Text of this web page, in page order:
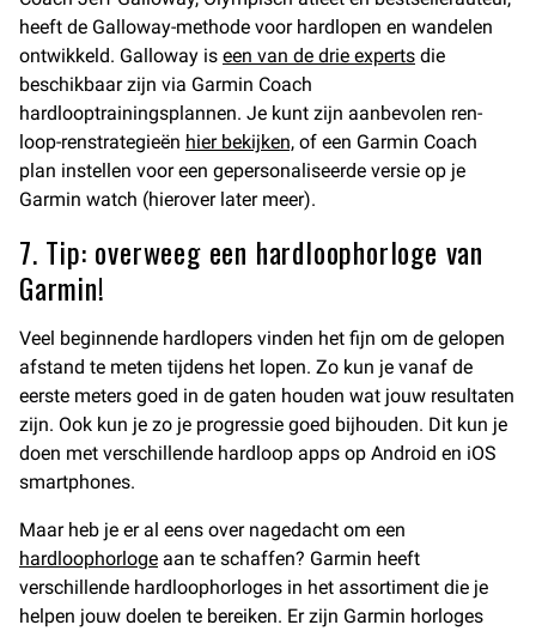
heeft de Galloway-methode voor hardlopen en wandelen
ontwikkeld. Galloway is een van de drie experts die
beschikbaar zijn via Garmin Coach
hardlooptrainingsplannen. Je kunt zijn aanbevolen ren-
loop-renstrategieën hier bekijken, of een Garmin Coach
plan instellen voor een gepersonaliseerde versie op je
Garmin watch (hierover later meer).
7. Tip: overweeg een hardloophorloge van
Garmin!
Veel beginnende hardlopers vinden het fijn om de gelopen
afstand te meten tijdens het lopen. Zo kun je vanaf de
eerste meters goed in de gaten houden wat jouw resultaten
zijn. Ook kun je zo je progressie goed bijhouden. Dit kun je
doen met verschillende hardloop apps op Android en iOS
smartphones.
Maar heb je er al eens over nagedacht om een
hardloophorloge aan te schaffen? Garmin heeft
verschillende hardloophorloges in het assortiment die je
helpen jouw doelen te bereiken. Er zijn Garmin horloges